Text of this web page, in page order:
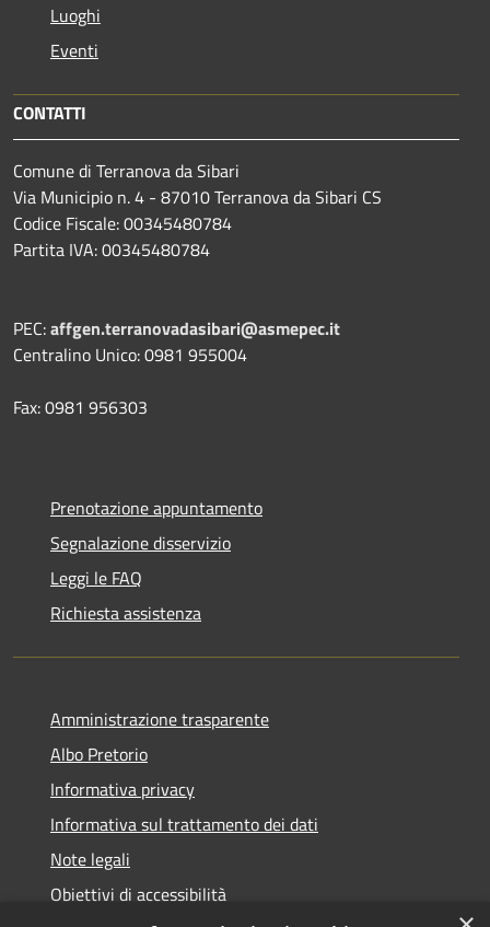
Luoghi
Eventi
CONTATTI
Comune di Terranova da Sibari
Via Municipio n. 4 - 87010 Terranova da Sibari CS
Codice Fiscale: 00345480784
Partita IVA: 00345480784
PEC:affgen.terranovadasibari@asmepec.it
Centralino Unico: 0981 955004
Fax: 0981 956303
Prenotazione appuntamento
Segnalazione disservizio
Leggi le FAQ
Richiesta assistenza
Amministrazione trasparente
Albo Pretorio
Informativa privacy
Informativa sul trattamento dei dati
Note legali
Obiettivi di accessibilità